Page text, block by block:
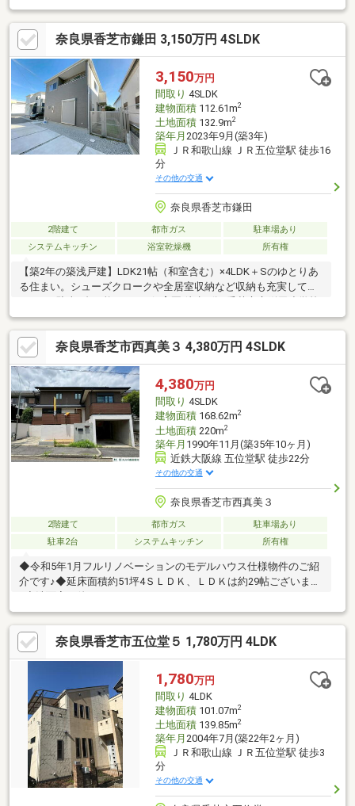
です。晴れた日は陽光が差し込みます♪◆LDKは約26帖、ゆったり
とした空間で休日をお過ごしいただけます♪◆各居室は6帖以上、
納戸スペースもあり、豊富な収納が特徴的です♪◆食洗機付きの
キッチンや追い焚き機能付き浴室などの設備あり♪令和5年4月リ
フォーム完成済み♪＝主なリフォーム内容＝◎キッチン・浴室・洗
面台・トイレ新調◎建具交換 ◎フロアタイル上張り ◎全室ク
ロス張替◎畳表替え ◎駐車場拡張
奈良県香芝市鎌田 3,150万円 4SLDK
3,150万円
間取り 4SLDK
建物面積112.61m2
土地面積132.9m2
築年月 2023年9月(築3年)
ＪＲ和歌山線 ＪＲ五位堂駅 徒歩16
分
その他の交通
奈良県香芝市鎌田
2階建て 都市ガス
駐車場あり
システムキッチン
浴室乾燥機 所有権
【築2年の築浅戸建】LDK21帖（和室含む）×4LDK＋Sのゆとりあ
る住まい。シューズクロークや全居室収納など収納も充実してい
徒歩10分■スーパーヤオヒコ良福寺店 徒歩6分■オークワ香芝南店
徒歩6分【おすすめポイント】室内大変きれいにお使いです。子育
て世帯にもおすすめの住環境をぜひ現地でご体感ください。
奈良県香芝市西真美３ 4,380万円 4SLDK
4,380万円
間取り 4SLDK
建物面積168.62m2
土地面積220m2
築年月 1990年11月(築35年10ヶ月)
近鉄大阪線 五位堂駅 徒歩22分
その他の交通
奈良県香芝市西真美３
2階建て 都市ガス
駐車場あり
駐車2台
システムキッチン 所有権
◆令和5年1月フルリノベーションのモデルハウス仕様物件のご紹
介です♪◆延床面積約51坪4ＳＬＤＫ、ＬＤＫは約29帖ございます
付きで室内物干しがしやすいです♪◆前面道路南東向きで陽当た
り、通風良好です。晴れた日は陽光が差し込みます♪◆室内は令
和5年1月フルリノベーションされています。断熱材交換や耐震補
強など、目に見えない部分もリノベーションされた物件です♪＝主
なリノベーション内容＝◎キッチン・浴室・トイレ・洗面台交換
◎外壁交換 ◎屋根交換 ◎全室クロス張替 ◎床材交換◎建具
交換 ◎断熱材交換 ◎耐震補強 ◎間取り変更 等
奈良県香芝市五位堂５ 1,780万円 4LDK
1,780万円
間取り 4LDK
建物面積101.07m2
土地面積139.85m2
築年月 2004年7月(築22年2ヶ月)
ＪＲ和歌山線 ＪＲ五位堂駅 徒歩3
分
その他の交通